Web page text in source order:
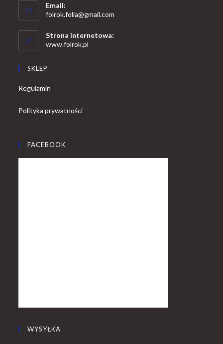
in
your
application
Email:
folrok.folia@gmail.com
Strona internetowa:
www.folrok.pl
SKLEP
Regulamin
Polityka prywatności
FACEBOOK
WYSYŁKA